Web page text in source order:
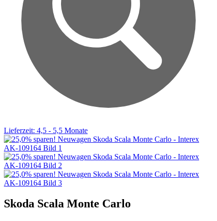
Lieferzeit: 4,5 - 5,5 Monate
Skoda Scala Monte Carlo